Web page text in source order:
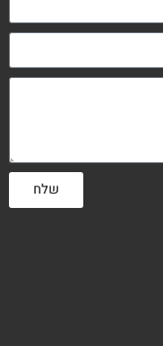
שלח